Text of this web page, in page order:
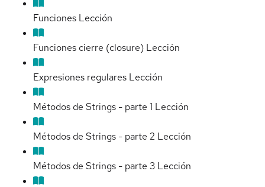
Funciones Lección
Funciones cierre (closure) Lección
Expresiones regulares Lección
Métodos de Strings - parte 1 Lección
Métodos de Strings - parte 2 Lección
Métodos de Strings - parte 3 Lección